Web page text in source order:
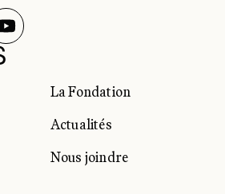
La Fondation
Actualités
Nous joindre
SOCIAUX
SUR
NOUS SUR
SUIVEZ-NOUS SUR